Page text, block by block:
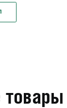
товары